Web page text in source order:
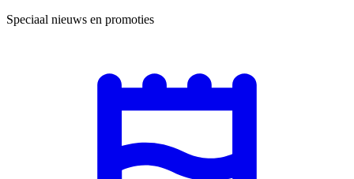
Speciaal nieuws en promoties